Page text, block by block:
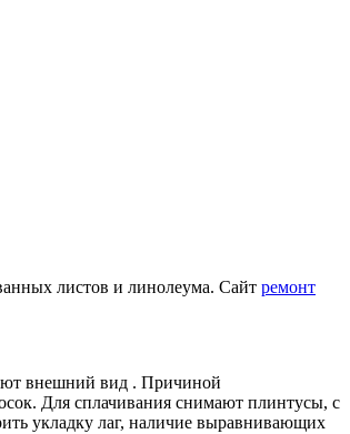
листов и линолеума. Сайт ремонт
внешний вид . Причиной
Для сплачивания снимают плинтусы, с
укладку лаг, наличие выравнивающих